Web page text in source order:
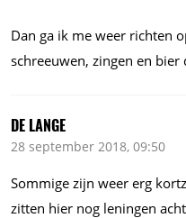
Dan ga ik me weer richten
schreeuwen, zingen en bier
DE LANGE
28 september 2018, 09:50
Sommige zijn weer erg
zitten hier nog leningen